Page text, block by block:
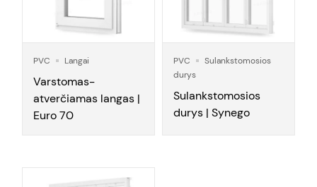
PVC Langai
Varstomas-
atverčiamas langas |
Euro 70
PVC
Sulankstomosios
durys
Sulankstomosios
durys | Synego